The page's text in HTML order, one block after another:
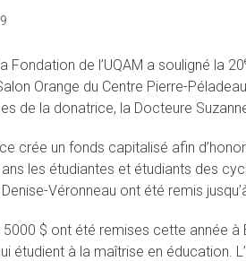
Fondation de l’UQAM a souligné la 20
Orange du Centre Pierre-
de la donatrice, la Docteure
crée un fonds capitalisé afin
les étudiantes et étudiants des
Véronneau ont été remis
$ ont été remises cette année
étudient à la maîtrise en éducation.